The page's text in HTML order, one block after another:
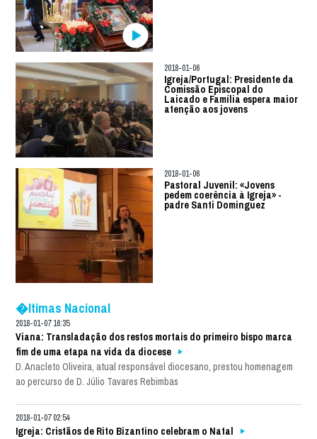
2018-01-06
Igreja/Portugal: Presidente da
Comissão Episcopal do
Laicado e Família espera maior
atenção aos jovens
2018-01-06
Pastoral Juvenil: «Jovens
pedem coerência à Igreja» -
padre Santi Dominguez
�ltimas Nacional
2018-01-07 16:35
Viana: Transladação dos restos mortais do primeiro bispo marca
fim de uma etapa na vida da diocese
D. Anacleto Oliveira, atual responsável diocesano, prestou homenagem
ao percurso de D. Júlio Tavares Rebimbas
2018-01-07 02:54
Igreja: Cristãos de Rito Bizantino celebram o Natal